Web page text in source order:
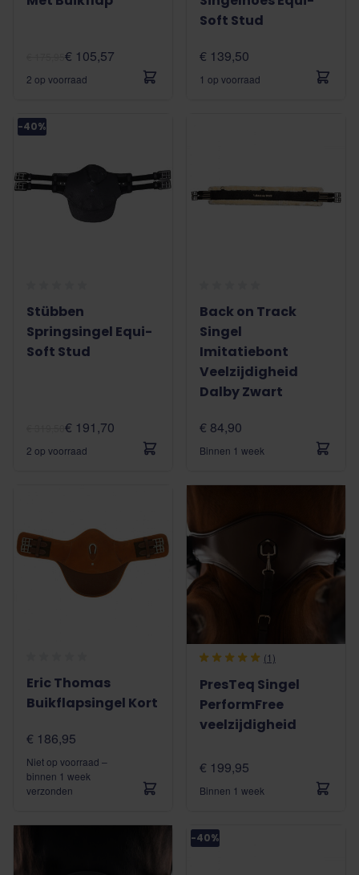
€ 105,57
2 op voorraad
Soft Stud
€ 139,50
1 op voorraad
-40%
Stübben
Springsingel Equi-
Soft Stud
€ 191,70
2 op voorraad
Back on Track
Singel
Imitatiebont
Veelzijdigheid
Dalby Zwart
€ 84,90
Binnen 1 week
Eric Thomas
Buikflapsingel Kort
€ 186,95
Niet op voorraad –
binnen 1 week
verzonden
(1)
PresTeq Singel
PerformFree
veelzijdigheid
€ 199,95
Binnen 1 week
-40%